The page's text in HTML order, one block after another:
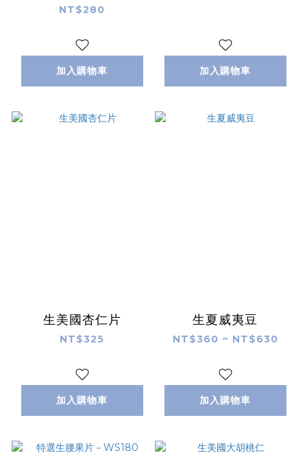
NT$280
加入購物車 加入購物車
生美國杏仁片
NT$325
加入購物車
生夏威夷豆
NT$360 ~ NT$630
加入購物車